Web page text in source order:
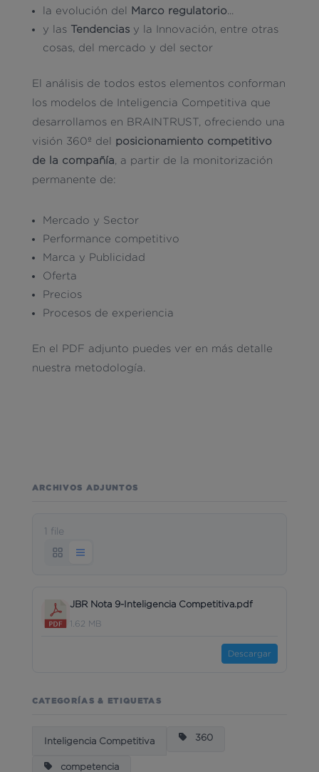
la evolución del Marco regulatorio...
y las Tendenciasy la Innovación, entre otras
cosas, del mercado y del sector
El análisis de todos estos elementos conforman
los modelos de Inteligencia Competitiva que
desarrollamos en BRAINTRUST, ofreciendo una
visión 360º del posicionamiento competitivo
de la compañía , a partir de la monitorización
permanente de:
Mercado y Sector
Performance competitivo
Marca y Publicidad
Oferta
Precios
Procesos de experiencia
En el PDF adjunto puedes ver en más detalle
nuestra metodología.
ARCHIVOS ADJUNTOS
1 file
JBR Nota 9-Inteligencia Competitiva.pdf
1.62 MB
Descargar
CATEGORÍAS & ETIQUETAS
Inteligencia Competitiva 360
competencia